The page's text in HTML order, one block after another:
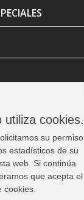
utiliza cookies.
su permiso
estadísticos de su
web. Si continúa
que acepta el
cookies.